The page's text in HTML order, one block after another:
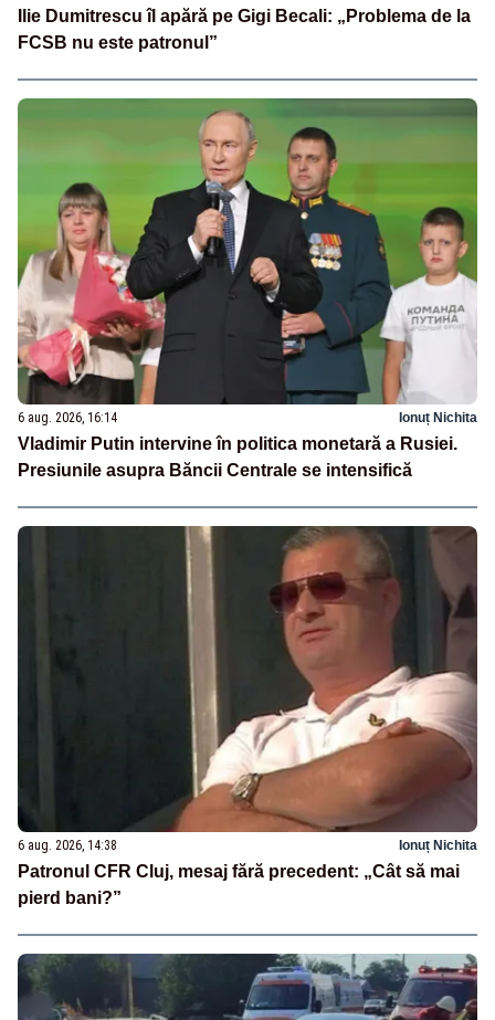
Ilie Dumitrescu îl apără pe Gigi Becali: „Problema de la
FCSB nu este patronul”
6 aug. 2026, 16:14 Ionuț Nichita
Vladimir Putin intervine în politica monetară a Rusiei.
Presiunile asupra Băncii Centrale se intensifică
6 aug. 2026, 14:38 Ionuț Nichita
Patronul CFR Cluj, mesaj fără precedent: „Cât să mai
pierd bani?”